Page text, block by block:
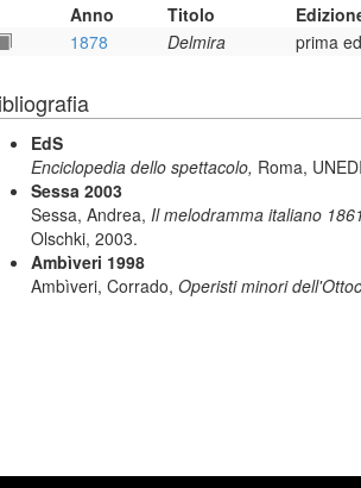
Anno Titolo
1878
Delmira prima
EdS
Enciclopedia dello spettacolo, Roma,
Sessa 2003
Sessa, Andrea, Il melodramma italiano
Olschki, 2003.
Ambìveri 1998
Ambìveri, Corrado, Operisti minori